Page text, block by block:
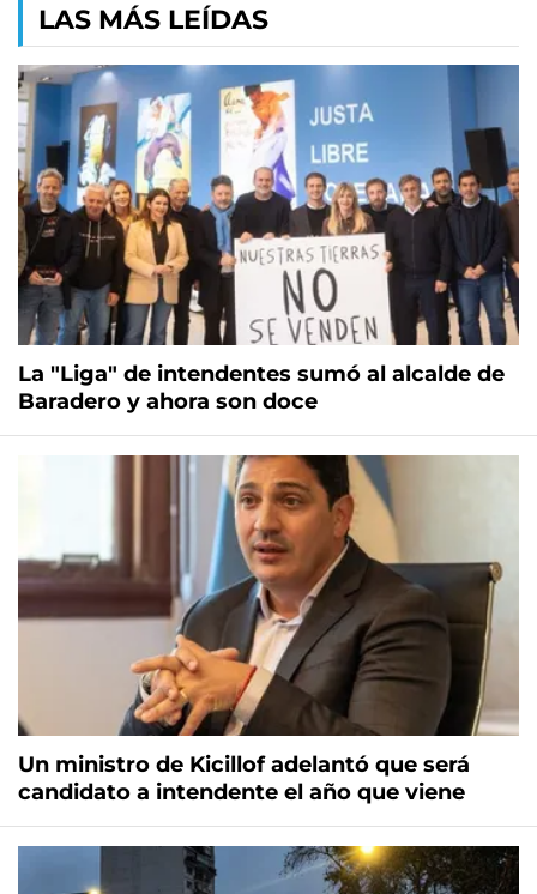
LAS MÁS LEÍDAS
La "Liga" de intendentes sumó al alcalde de
Baradero y ahora son doce
Un ministro de Kicillof adelantó que será
candidato a intendente el año que viene